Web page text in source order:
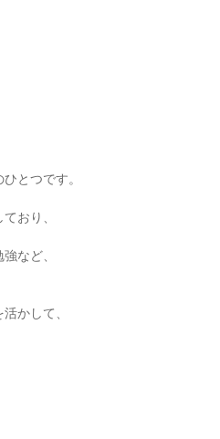
とつです。
おり、
など、
かして、